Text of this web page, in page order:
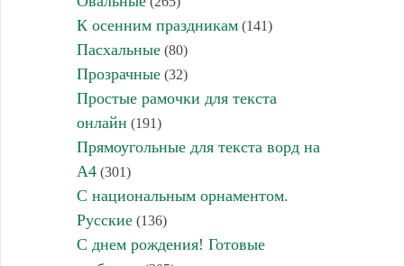
К осенним праздникам(141)
Пасхальные(80)
Прозрачные(32)
Простые рамочки для текста
онлайн (191)
Прямоугольные для текста ворд на
А4(301)
С национальным орнаментом.
Русские(136)
С днем рождения! Готовые